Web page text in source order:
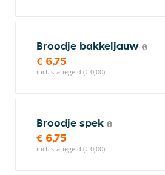
Broodje bakkeljauw
€ 6,75
incl. statiegeld (€ 0,00)
Broodje spek
€ 6,75
incl. statiegeld (€ 0,00)